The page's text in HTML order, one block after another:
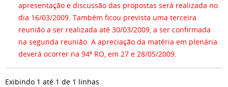
apresentação e discussão das propostas será realizada no
dia 16/03/2009. Também ficou prevista uma terceira
reunião a ser realizada até 30/03/2009, a ser confirmada
na segunda reunião. A apreciação da matéria em plenária
deverá ocorrer na 94ª RO, em 27 e 28/05/2009.
Exibindo 1 até 1 de 1 linhas